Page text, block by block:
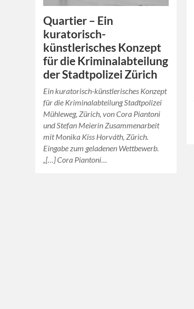
Quartier – Ein
kuratorisch-
künstlerisches Konzept
für die Kriminalabteilung
der Stadtpolizei Zürich
Ein kuratorisch-künstlerisches Konzept
für die Kriminalabteilung Stadtpolizei
Mühleweg, Zürich, von Cora Piantoni
und Stefan Meierin Zusammenarbeit
mit Monika Kiss Horváth, Zürich.
Eingabe zum geladenen Wettbewerb.
„[…] Cora Piantoni…